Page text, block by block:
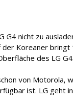
G4 nicht zu
Koreaner bringt
des LG G4.
von Motorola,
ist. LG geht